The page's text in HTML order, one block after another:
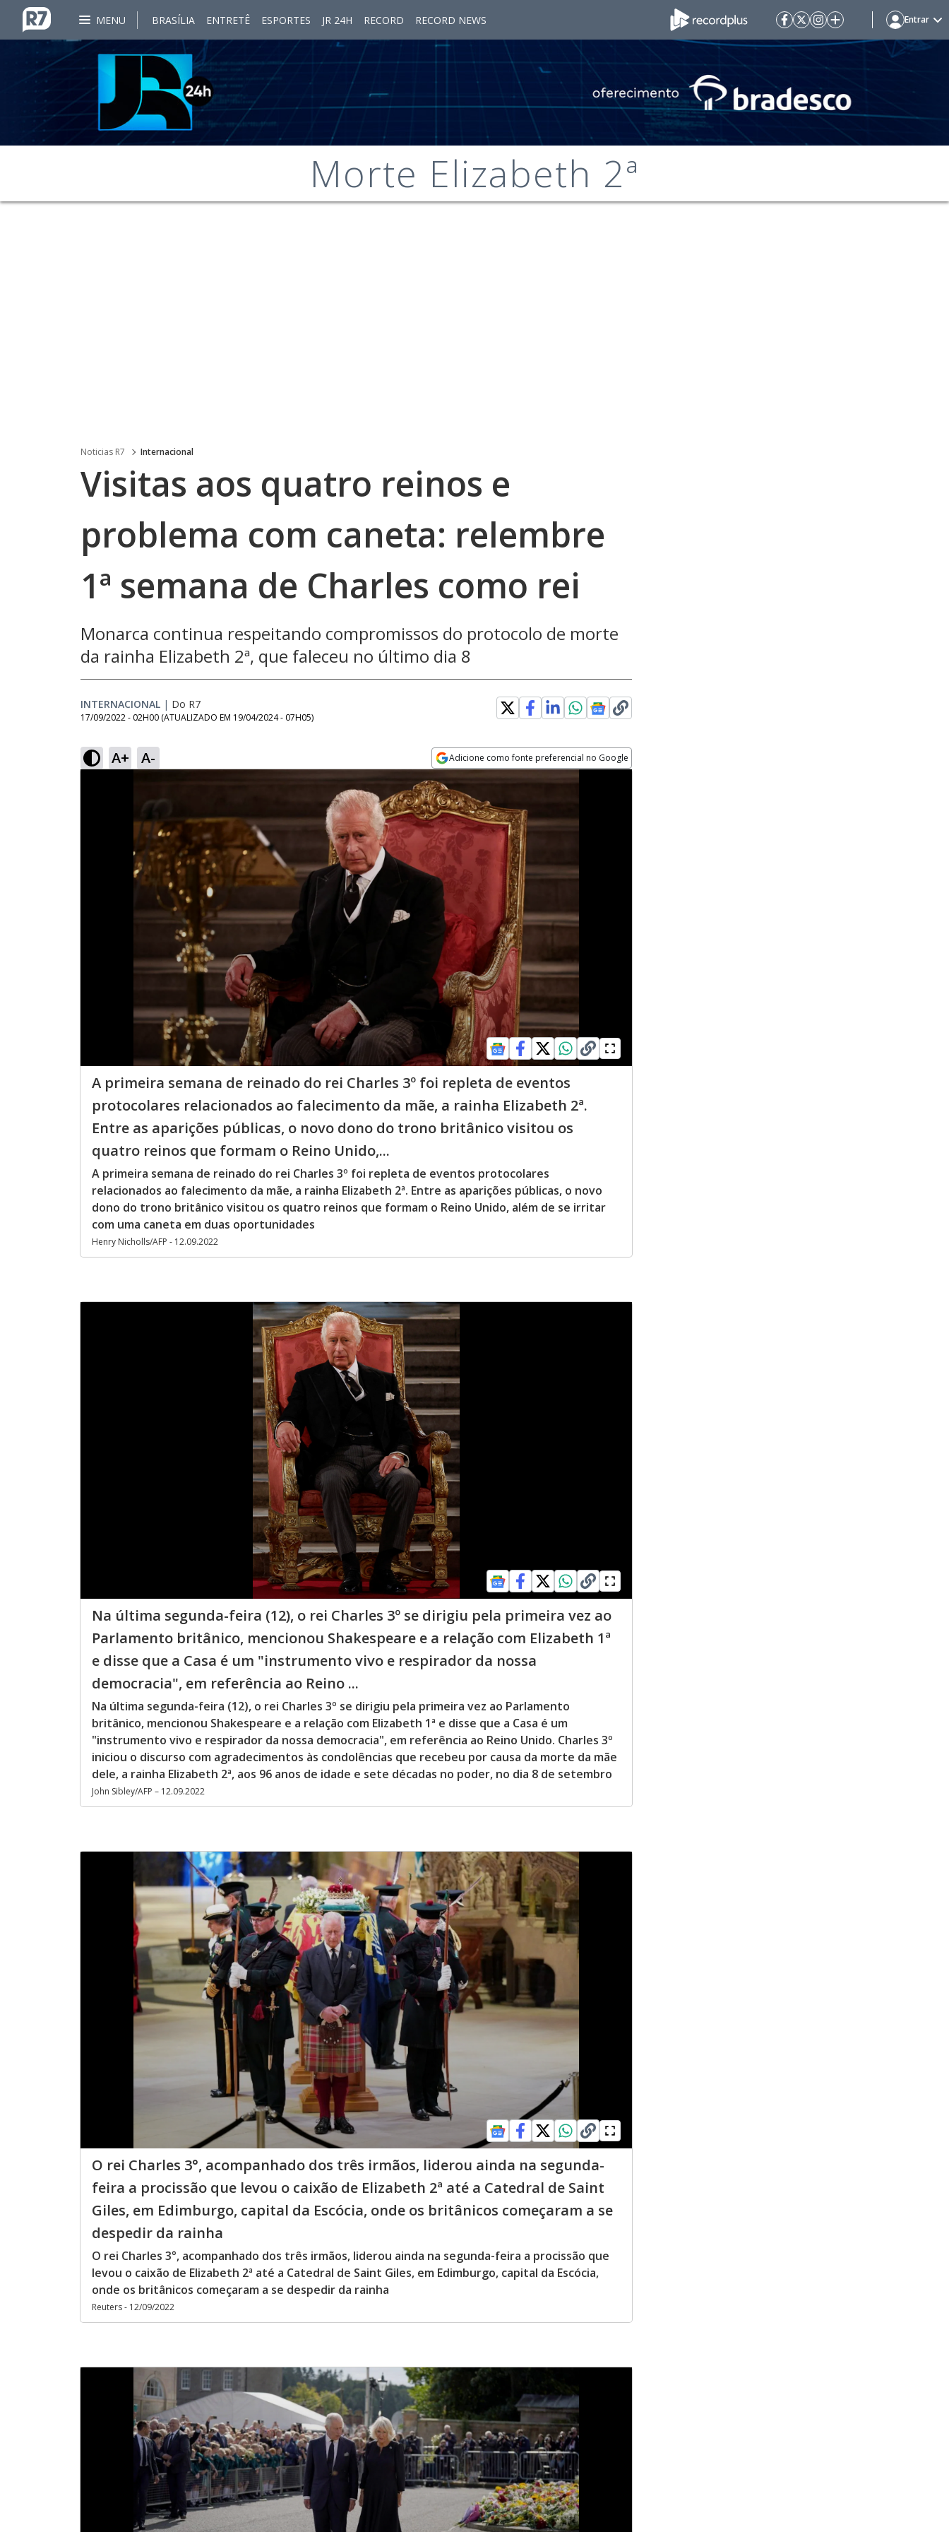
MENU BRASÍLIA ENTRETÊ ESPORTES JR 24H RECORD RECORD NEWS Entrar
Morte Elizabeth 2ª
Noticias R7 Internacional
Visitas aos quatro reinos e
problema com caneta: relembre
1ª semana de Charles como rei
Monarca continua respeitando compromissos do protocolo de morte
da rainha Elizabeth 2ª, que faleceu no último dia 8
INTERNACIONAL | Do R7
17/09/2022 - 02H00 (ATUALIZADO EM 19/04/2024 - 07H05)
A+ A- Adicione como fonte preferencial no Google
Opens in new window
A primeira semana de reinado do rei Charles 3º foi repleta de eventos
protocolares relacionados ao falecimento da mãe, a rainha Elizabeth 2ª.
Entre as aparições públicas, o novo dono do trono britânico visitou os
quatro reinos que formam o Reino Unido,...
A primeira semana de reinado do rei Charles 3º foi repleta de eventos protocolares
relacionados ao falecimento da mãe, a rainha Elizabeth 2ª. Entre as aparições públicas, o novo
dono do trono britânico visitou os quatro reinos que formam o Reino Unido, além de se irritar
com uma caneta em duas oportunidades
Henry Nicholls/AFP - 12.09.2022
Na última segunda-feira (12), o rei Charles 3º se dirigiu pela primeira vez ao
Parlamento britânico, mencionou Shakespeare e a relação com Elizabeth 1ª
e disse que a Casa é um "instrumento vivo e respirador da nossa
democracia", em referência ao Reino ...
Na última segunda-feira (12), o rei Charles 3º se dirigiu pela primeira vez ao Parlamento
britânico, mencionou Shakespeare e a relação com Elizabeth 1ª e disse que a Casa é um
"instrumento vivo e respirador da nossa democracia", em referência ao Reino Unido. Charles 3º
iniciou o discurso com agradecimentos às condolências que recebeu por causa da morte da mãe
dele, a rainha Elizabeth 2ª, aos 96 anos de idade e sete décadas no poder, no dia 8 de setembro
John Sibley/AFP – 12.09.2022
O rei Charles 3°, acompanhado dos três irmãos, liderou ainda na segunda-
feira a procissão que levou o caixão de Elizabeth 2ª até a Catedral de Saint
Giles, em Edimburgo, capital da Escócia, onde os britânicos começaram a se
despedir da rainha
O rei Charles 3°, acompanhado dos três irmãos, liderou ainda na segunda-feira a procissão que
levou o caixão de Elizabeth 2ª até a Catedral de Saint Giles, em Edimburgo, capital da Escócia,
onde os britânicos começaram a se despedir da rainha
Reuters - 12/09/2022